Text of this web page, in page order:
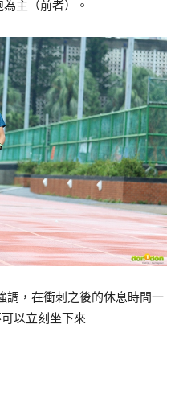
主（前者）。
調，在衝刺之後的休息時間一
以立刻坐下來